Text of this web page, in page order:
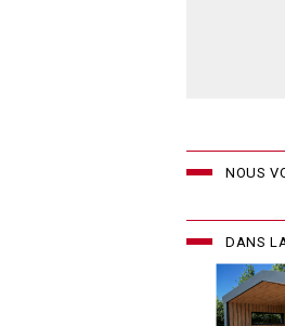
NOUS
DANS